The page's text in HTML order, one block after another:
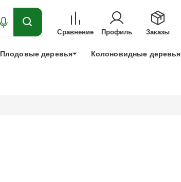
ДЛЯ ТЕХ, КТО УСПЕЕТ!
Сравнение Профиль Заказы
Плодовые деревья Колоновидные деревья